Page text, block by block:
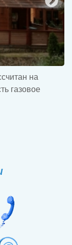
на
газовое